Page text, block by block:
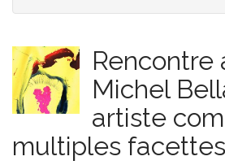
Rencontre
Michel
artiste
multiples facettes